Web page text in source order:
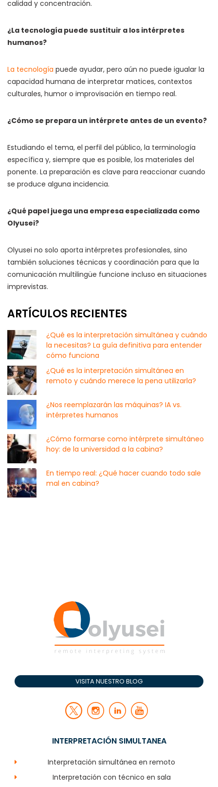
calidad y concentración.
¿La tecnología puede sustituir a los intérpretes
humanos?
La tecnología puede ayudar, pero aún no puede igualar la
capacidad humana de interpretar matices, contextos
culturales, humor o improvisación en tiempo real.
¿Cómo se prepara un intérprete antes de un evento?
Estudiando el tema, el perfil del público, la terminología
específica y, siempre que es posible, los materiales del
ponente. La preparación es clave para reaccionar cuando
se produce alguna incidencia.
¿Qué papel juega una empresa especializada como
Olyusei?
Olyusei no solo aporta intérpretes profesionales, sino
también soluciones técnicas y coordinación para que la
comunicación multilingüe funcione incluso en situaciones
imprevistas.
ARTÍCULOS RECIENTES
¿Qué es la interpretación simultánea y cuándo
la necesitas? La guía definitiva para entender
cómo funciona
¿Qué es la interpretación simultánea en
remoto y cuándo merece la pena utilizarla?
¿Nos reemplazarán las máquinas? IA vs.
intérpretes humanos
¿Cómo formarse como intérprete simultáneo
hoy: de la universidad a la cabina?
En tiempo real: ¿Qué hacer cuando todo sale
mal en cabina?
VISITA NUESTRO BLOG
INTERPRETACIÓN SIMULTANEA
Interpretación simultánea en remoto
Interpretación con técnico en sala